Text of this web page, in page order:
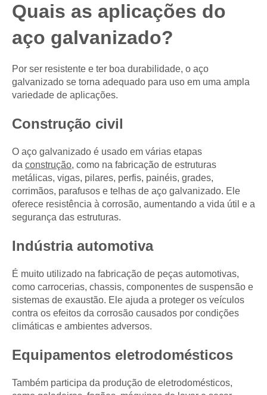
Quais as aplicações do
aço galvanizado?
Por ser resistente e ter boa durabilidade, o aço
galvanizado se torna adequado para uso em uma ampla
variedade de aplicações.
Construção civil
O aço galvanizado é usado em várias etapas
da construção, como na fabricação de estruturas
metálicas, vigas, pilares, perfis, painéis, grades,
corrimãos, parafusos e telhas de aço galvanizado. Ele
oferece resistência à corrosão, aumentando a vida útil e a
segurança das estruturas.
Indústria automotiva
É muito utilizado na fabricação de peças automotivas,
como carrocerias, chassis, componentes de suspensão e
sistemas de exaustão. Ele ajuda a proteger os veículos
contra os efeitos da corrosão causados por condições
climáticas e ambientes adversos.
Equipamentos eletrodomésticos
Também participa da produção de eletrodomésticos,